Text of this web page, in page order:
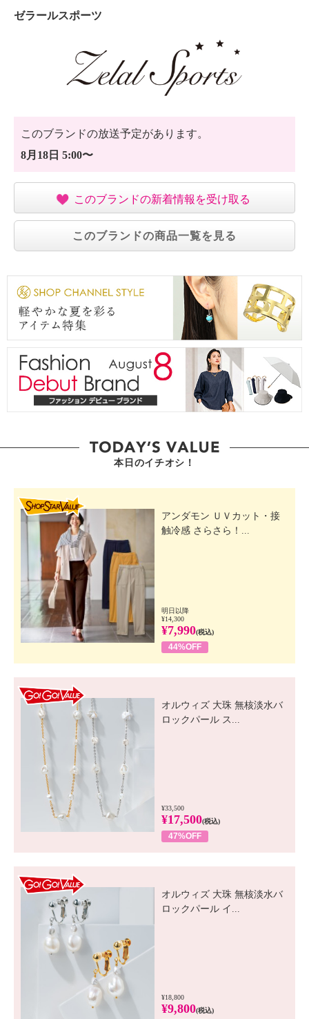
ゼラールスポーツ
このブランドの放送予定があります。
8月18日 5:00〜
このブランドの新着情報を受け取る
このブランドの商品一覧を見る
本日のイチオシ！
アンダモン ＵＶカット・接
触冷感 さらさら！...
明日以降
¥14,300
¥7,990(税込)
44%OFF
オルウィズ 大珠 無核淡水バ
ロックパール ス...
¥33,500
¥17,500(税込)
47%OFF
オルウィズ 大珠 無核淡水バ
ロックパール イ...
¥18,800
¥9,800(税込)